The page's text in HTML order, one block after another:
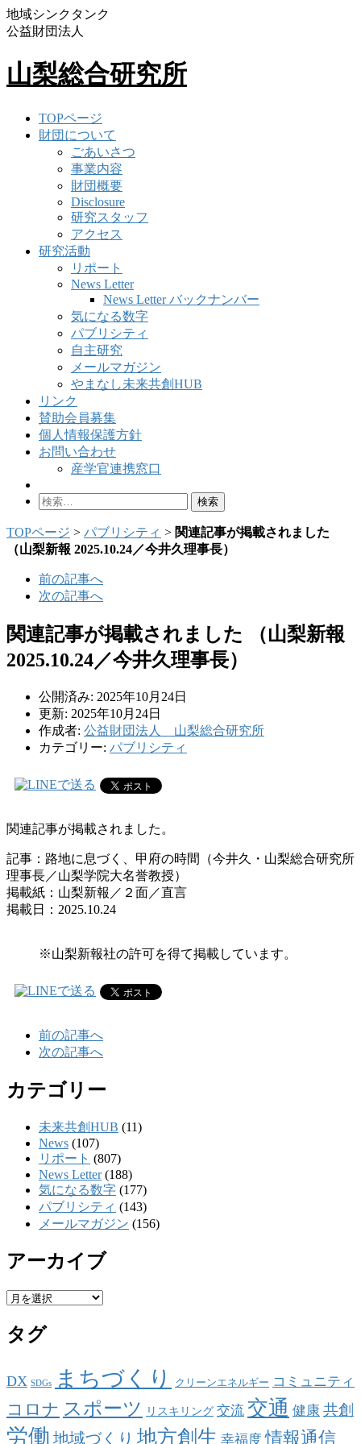
地域シンクタンク
公益財団法人
山梨総合研究所
TOPページ
財団について
ごあいさつ
事業内容
財団概要
Disclosure
研究スタッフ
アクセス
研究活動
リポート
News Letter
News Letter バックナンバー
気になる数字
パブリシティ
自主研究
メールマガジン
やまなし未来共創HUB
リンク
賛助会員募集
個人情報保護方針
お問い合わせ
産学官連携窓口
検
TOPページ > パブリシティ > 関連記事が掲載されました
（山梨新報 2025.10.24／今井久理事長）
前の記事へ
次の記事へ
関連記事が掲載されました （山梨新報
2025.10.24／今井久理事長）
公開済み: 2025年10月24日
更新: 2025年10月24日
作成者: 公益財団法人 山梨総合研究所
カテゴリー: パブリシティ
関連記事が掲載されました。
記事：路地に息づく、甲府の時間（今井久・山梨総合研究所
理事長／山梨学院大名誉教授）
掲載紙：山梨新報／２面／直言
掲載日：2025.10.24
※山梨新報社の許可を得て掲載しています。
前の記事へ
次の記事へ
カテゴリー
未来共創HUB (11)
News (107)
リポート (807)
News Letter(188)
気になる数字 (177)
パブリシティ (143)
メールマガジン (156)
アーカイブ
ア
カ
イ
タグ
DX SDGs まちづくり クリーンエネルギー コミュニティ
コロナ スポーツ リスキリング 交流 交通 健康 共創
労働 地域づくり 地方創生 幸福度 情報通信